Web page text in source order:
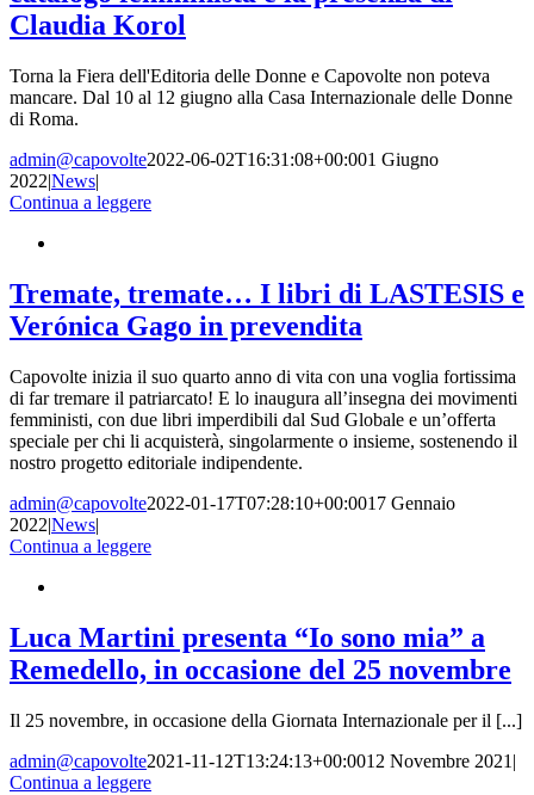
Claudia Korol
Torna la Fiera dell'Editoria delle Donne e Capovolte non poteva
mancare. Dal 10 al 12 giugno alla Casa Internazionale delle Donne
di Roma.
admin@capovolte2022-06-02T16:31:08+00:001 Giugno
2022|News|
Continua a leggere
Tremate, tremate… I libri di LASTESIS e
Verónica Gago in prevendita
Capovolte inizia il suo quarto anno di vita con una voglia fortissima
di far tremare il patriarcato! E lo inaugura all’insegna dei movimenti
femministi, con due libri imperdibili dal Sud Globale e un’offerta
speciale per chi li acquisterà, singolarmente o insieme, sostenendo il
nostro progetto editoriale indipendente.
admin@capovolte2022-01-17T07:28:10+00:0017 Gennaio
2022|News|
Continua a leggere
Luca Martini presenta “Io sono mia” a
Remedello, in occasione del 25 novembre
Il 25 novembre, in occasione della Giornata Internazionale per il [...]
admin@capovolte2021-11-12T13:24:13+00:0012 Novembre 2021 |
Continua a leggere